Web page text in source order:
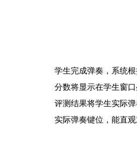
学生完成弹奏，系统
分数将显示在学生窗
评测结果将学生实际
实际弹奏键位，能直